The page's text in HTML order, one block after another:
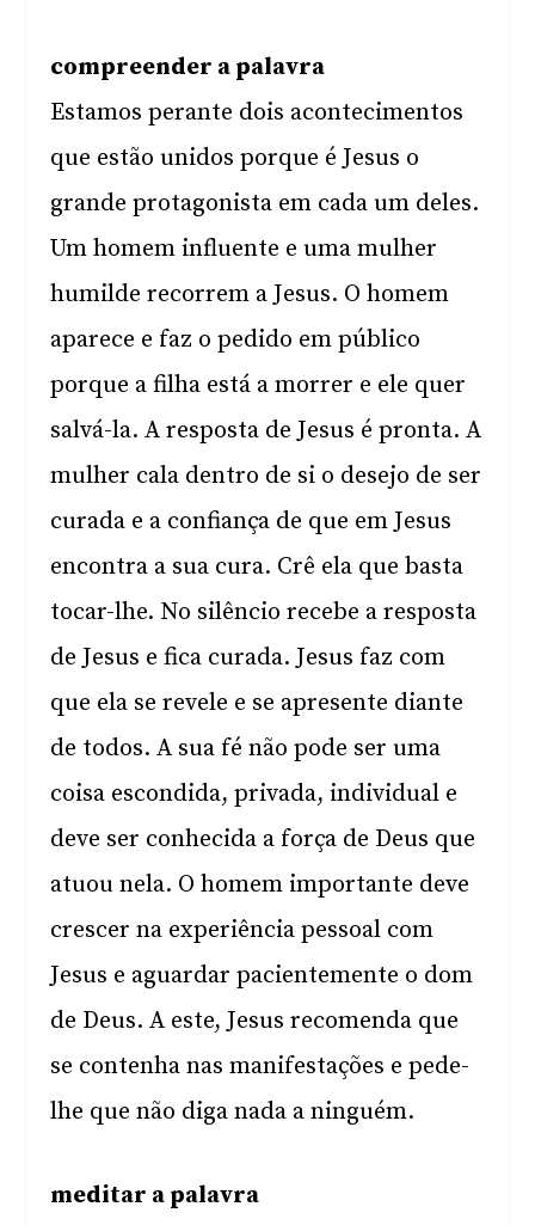
compreender a palavra
Estamos perante dois acontecimentos
que estão unidos porque é Jesus o
grande protagonista em cada um deles.
Um homem influente e uma mulher
humilde recorrem a Jesus. O homem
aparece e faz o pedido em público
porque a filha está a morrer e ele quer
salvá-la. A resposta de Jesus é pronta. A
mulher cala dentro de si o desejo de ser
curada e a confiança de que em Jesus
encontra a sua cura. Crê ela que basta
tocar-lhe. No silêncio recebe a resposta
de Jesus e fica curada. Jesus faz com
que ela se revele e se apresente diante
de todos. A sua fé não pode ser uma
coisa escondida, privada, individual e
deve ser conhecida a força de Deus que
atuou nela. O homem importante deve
crescer na experiência pessoal com
Jesus e aguardar pacientemente o dom
de Deus. A este, Jesus recomenda que
se contenha nas manifestações e pede-
lhe que não diga nada a ninguém.
meditar a palavra